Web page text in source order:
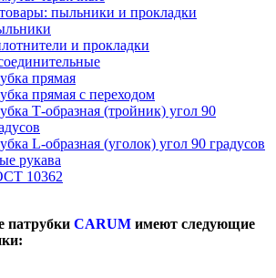
пыльники и прокладки
и прокладки
прямая
прямая с переходом
Т-образная (тройник) угол 90
L-образная (уголок) угол 90 градусов
рукава
10362
патрубки CARUM имеют следующие